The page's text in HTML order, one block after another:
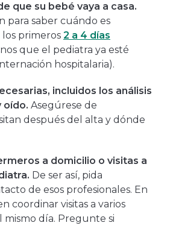
que su bebé vaya a casa.
para saber cuándo es
los primeros 2 a 4 días
que el pediatra ya esté
hospitalaria).
incluidos los análisis
oído. Asegúrese de
después del alta y dónde
a domicilio o visitas a
De ser así, pida
de esos profesionales. En
coordinar visitas a varios
mismo día. Pregunte si